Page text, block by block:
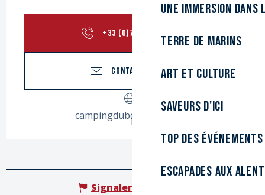
Une immersion
Terre de marins
Art et culture
Saveurs d'ici
Top des événements
Escapades aux
+33 (0)7 87 93 09▒▒
CONTACTEZ-NOUS
campingduboisdesforts.fr
Signaler une erreur